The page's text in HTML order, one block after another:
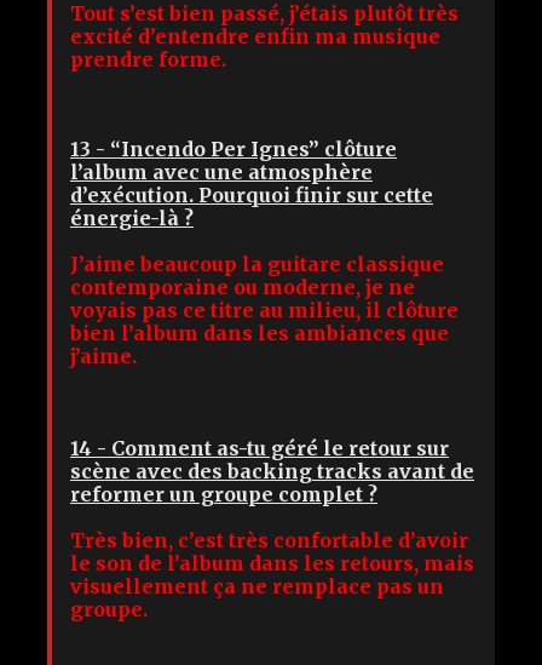
Tout s’est bien passé, j’étais plutôt très
excité d’entendre enfin ma musique
prendre forme.
13 - “Incendo Per Ignes” clôture
l’album avec une atmosphère
d’exécution. Pourquoi finir sur cette
énergie-là ?
J’aime beaucoup la guitare classique
contemporaine ou moderne, je ne
voyais pas ce titre au milieu, il clôture
bien l’album dans les ambiances que
j’aime.
14 - Comment as-tu géré le retour sur
scène avec des backing tracks avant de
reformer un groupe complet ?
Très bien, c’est très confortable d’avoir
le son de l’album dans les retours, mais
visuellement ça ne remplace pas un
groupe.